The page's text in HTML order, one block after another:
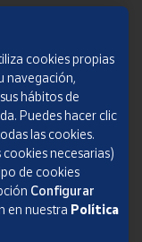
Todos los derechos
cookies propias
navegación,
hábitos de
Puedes hacer clic
las cookies.
necesarias)
de cookies
Configurar
en nuestra Política